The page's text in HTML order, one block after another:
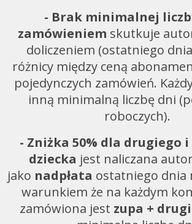
- Brak minimalnej
zamówieniem skutkuje
doliczeniem (ostatniego
różnicy między ceną
pojedynczych zamówień.
inną minimalną liczbę dni
roboczych).
- Zniżka 50% dla drugiego
dziecka jest naliczana
jako nadpłata ostatniego dnia
warunkiem że na każdym
zamówiona jest zupa +